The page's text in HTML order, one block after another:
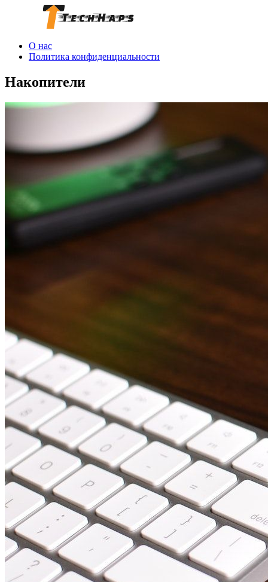
О нас
Политика конфиденциальности
Накопители